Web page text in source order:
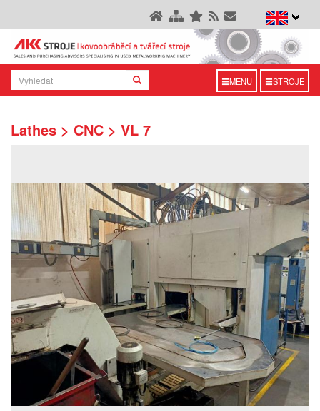
MENU STROJE
Lathes > CNC > VL 7